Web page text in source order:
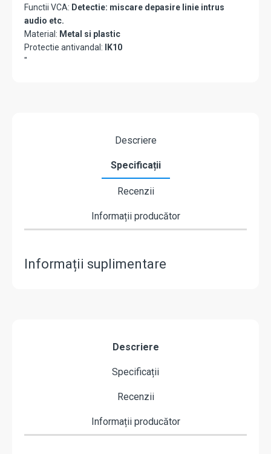
Functii VCA: Detectie: miscare depasire linie intrus
audio etc.
Material: Metal si plastic
Protectie antivandal:
IK10
"
Descriere
Specificații
Recenzii
Informații producător
Informații suplimentare
Descriere
Specificații
Recenzii
Informații producător